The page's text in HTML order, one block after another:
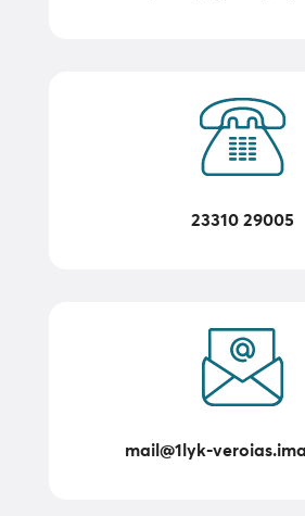
23310 29005
mail@1lyk-